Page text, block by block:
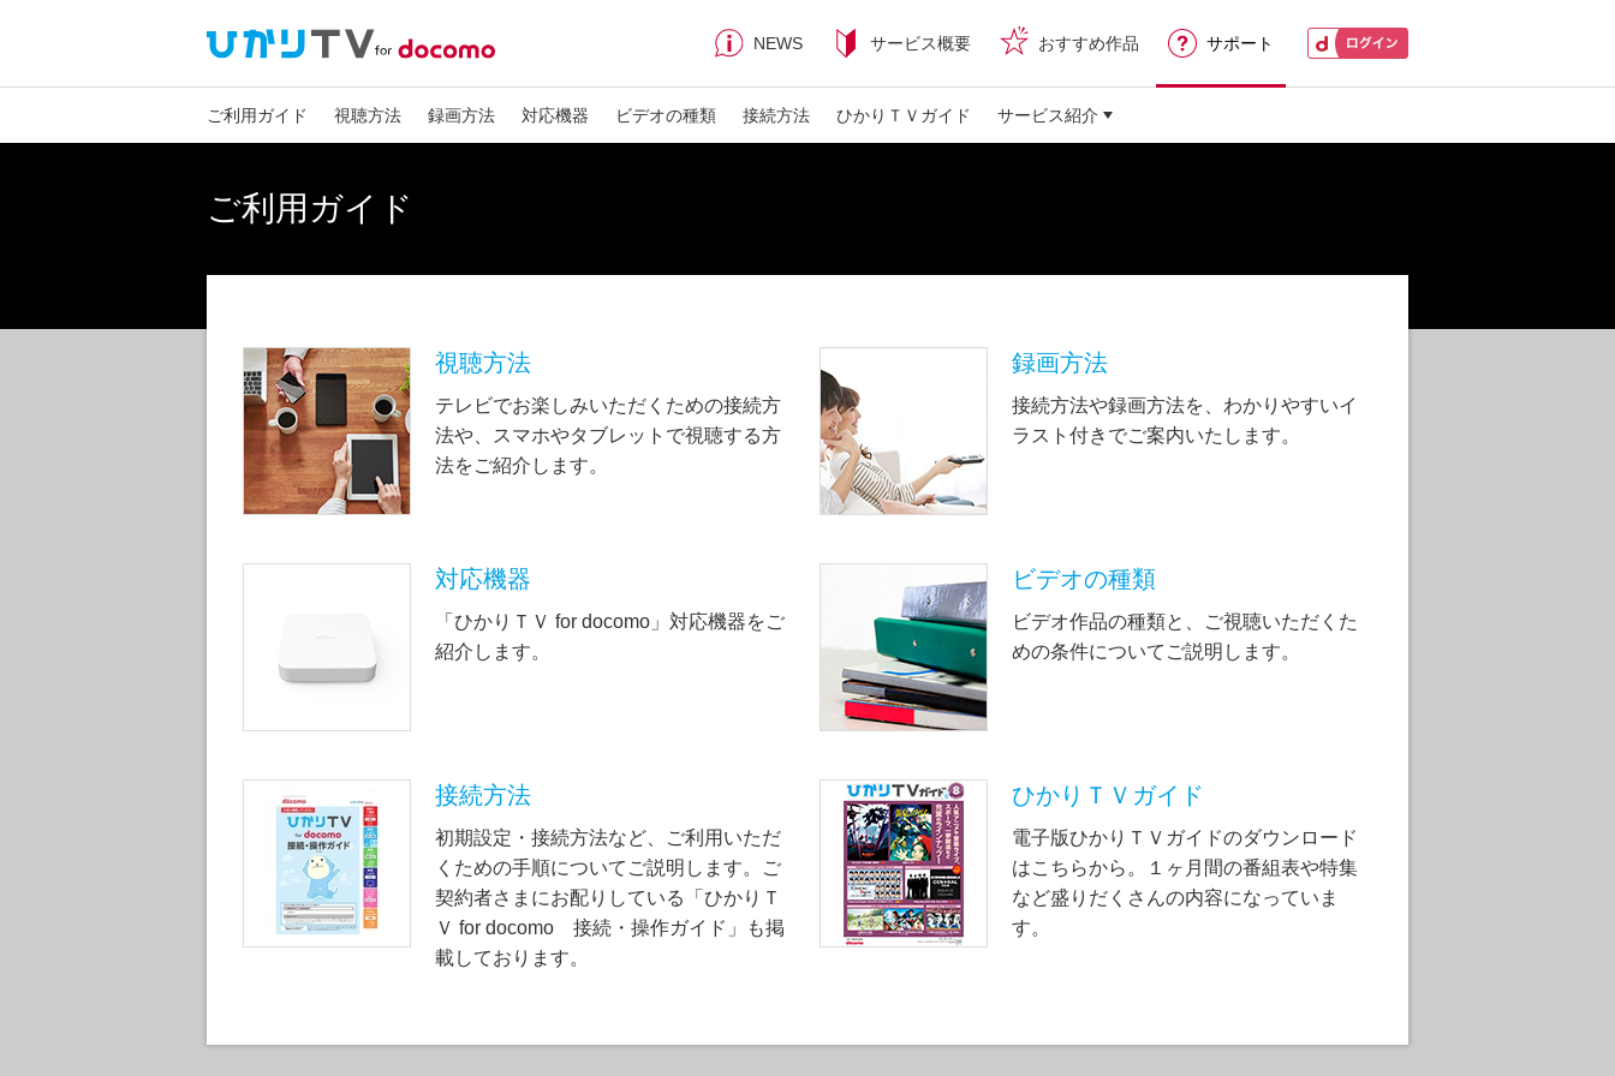
NEWS サービス概要 おすすめ作品 サポート
ご利用ガイド 視聴方法 録画方法 対応機器 ビデオの種類 接続方法 ひかりＴＶガイド サービス紹介
ご利用ガイド
視聴方法
テレビでお楽しみいただくための接続方
法や、スマホやタブレットで視聴する方
法をご紹介します。
録画方法
接続方法や録画方法を、わかりやすいイ
ラスト付きでご案内いたします。
対応機器
「ひかりＴＶ for docomo」対応機器をご
紹介します。
ビデオの種類
ビデオ作品の種類と、ご視聴いただくた
めの条件についてご説明します。
接続方法
初期設定・接続方法など、ご利用いただ
くための手順についてご説明します。ご
契約者さまにお配りしている「ひかりＴ
Ｖ for docomo 接続・操作ガイド」も掲
載しております。
ひかりＴＶガイド
電子版ひかりＴＶガイドのダウンロード
はこちらから。１ヶ月間の番組表や特集
など盛りだくさんの内容になっていま
す。